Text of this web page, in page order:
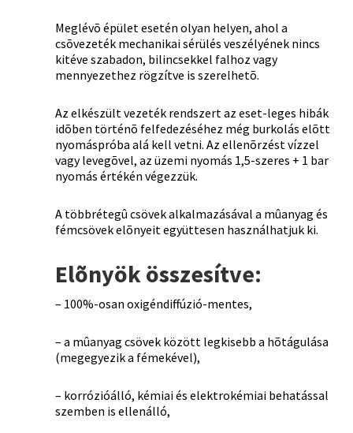
Meglévõ épület esetén olyan helyen, ahol a
csõvezeték mechanikai sérülés veszélyének nincs
kitéve szabadon, bilincsekkel falhoz vagy
mennyezethez rögzítve is szerelhetõ.
Az elkészült vezeték rendszert az eset-leges hibák
idõben történõ felfedezéséhez még burkolás elõtt
nyomáspróba alá kell vetni. Az ellenõrzést vízzel
vagy levegõvel, az üzemi nyomás 1,5-szeres + 1 bar
nyomás értékén végezzük.
A többrétegû csövek alkalmazásával a mûanyag és
fémcsövek elõnyeit együttesen használhatjuk ki.
Elõnyök összesítve:
– 100%-osan oxigéndiffúzió-mentes,
– a mûanyag csövek között legkisebb a hõtágulása
(megegyezik a fémekével),
– korrózióálló, kémiai és elektrokémiai behatással
szemben is ellenálló,